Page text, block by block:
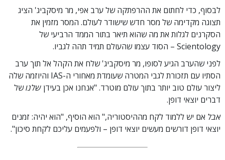
לבסוף, כדי לחתום את ההרפתקה של ערב אפי, מר מיסקביג' הציג
תצוגה מקדימה של מסר חדש שישודר לעולם. המסר מזמין את
הסקרנים לגלות את מה שהוא תיאר בתור הממד הרביעי של
Scientology – הסוד עצמו שהעולם תמיד תהה לגביו.
לפני שהערב הגיע לסופו, מר מיסקביג' שלח את הקהל אל תוך ערב
הסתיו עם תזכורת לגבי המטרה שעומדת מאחורי ה-IAS והיוזמה שלה
ליצור עולם טוב יותר בתוך עולם מוטרד. "אנחנו אכן בעידן שלנושל
דברים יוצאי דופן.
אבל אם יש ללמוד לקח מההיסטוריה," הוא הוסיף, "הוא יהיה: זמנים
יוצאי דופן דורשים מעשים יוצאי דופן – ולפעמים עליכם לקחת סיכון".